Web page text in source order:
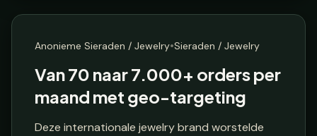
🔒 Anonieme klant
Verenigd Koninkrijk
Anonieme Sieraden / Jewelry•Sieraden / Jewelry
Van 70 naar 7.000+ orders per
maand met geo-targeting
Deze internationale jewelry brand worstelde